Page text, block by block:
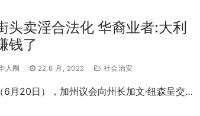
头卖淫合法化 华裔业者:大利
钱了
人圈 22 6 月, 2022 社会治安
6月20日），加州议会向州长加文·纽森呈交…